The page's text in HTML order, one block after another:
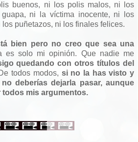
buenos, ni los polis malos, ni los
ni la víctima inocente, ni los
puñetazos, ni los finales felices.
bien pero no creo que sea una
es solo mi opinión. Que nadie me
quedando con otros títulos del
todos modos, si no la has visto y
deberías dejarla pasar, aunque
todos mis argumentos.